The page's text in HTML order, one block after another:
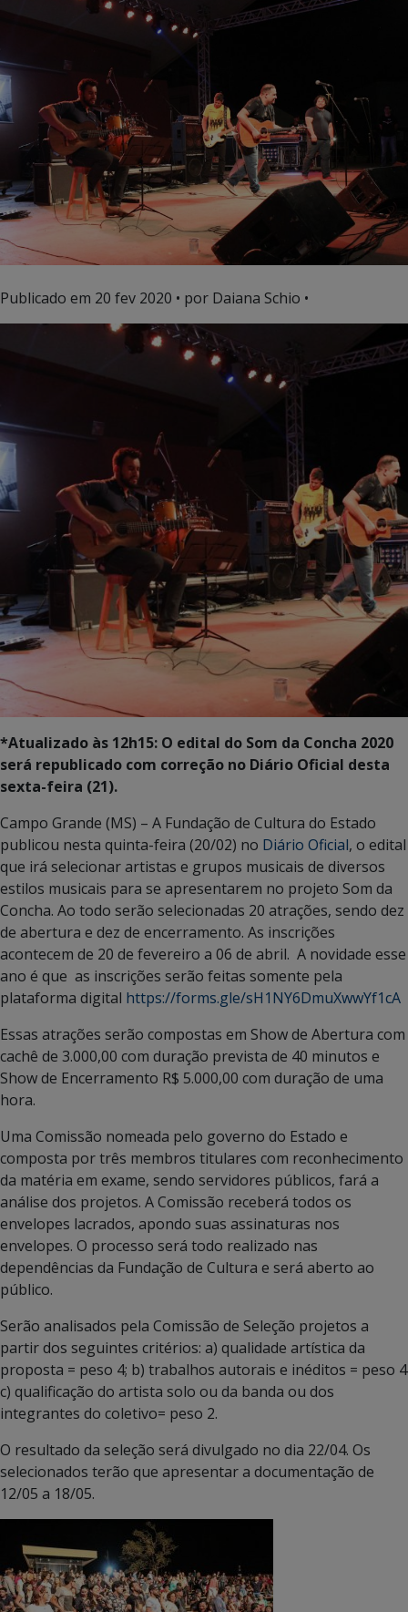
Publicado em 20 fev 2020 • por Daiana Schio •
*Atualizado às 12h15: O edital do Som da Concha 2020
será republicado com correção no Diário Oficial desta
sexta-feira (21).
Campo Grande (MS) – A Fundação de Cultura do Estado
publicou nesta quinta-feira (20/02) no Diário Oficial, o edital
que irá selecionar artistas e grupos musicais de diversos
estilos musicais para se apresentarem no projeto Som da
Concha. Ao todo serão selecionadas 20 atrações, sendo dez
de abertura e dez de encerramento. As inscrições
acontecem de 20 de fevereiro a 06 de abril. A novidade esse
ano é que as inscrições serão feitas somente pela
plataforma digital https://forms.gle/sH1NY6DmuXwwYf1cA
Essas atrações serão compostas em Show de Abertura com
cachê de 3.000,00 com duração prevista de 40 minutos e
Show de Encerramento R$ 5.000,00 com duração de uma
hora.
Uma Comissão nomeada pelo governo do Estado e
composta por três membros titulares com reconhecimento
da matéria em exame, sendo servidores públicos, fará a
análise dos projetos. A Comissão receberá todos os
envelopes lacrados, apondo suas assinaturas nos
envelopes. O processo será todo realizado nas
dependências da Fundação de Cultura e será aberto ao
público.
Serão analisados pela Comissão de Seleção projetos a
partir dos seguintes critérios: a) qualidade artística da
proposta = peso 4; b) trabalhos autorais e inéditos = peso 4
c) qualificação do artista solo ou da banda ou dos
integrantes do coletivo= peso 2.
O resultado da seleção será divulgado no dia 22/04. Os
selecionados terão que apresentar a documentação de
12/05 a 18/05.